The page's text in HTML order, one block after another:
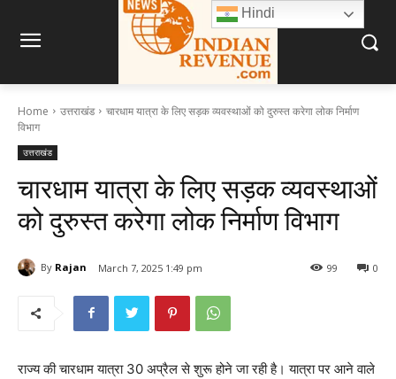
Home उत्तराखंड
चारधाम यात्रा के लिए सड़क व्यवस्थाओं को दुरुस्त करेगा लोक निर्माण
विभाग
उत्तराखंड
चारधाम यात्रा के लिए सड़क व्यवस्थाओं
को दुरुस्त करेगा लोक निर्माण विभाग
By Rajan March 7, 2025 1:49 pm 0
99
राज्य की चारधाम यात्रा 30 अप्रैल से शुरू होने जा रही है। यात्रा पर आने वाले
Hindi